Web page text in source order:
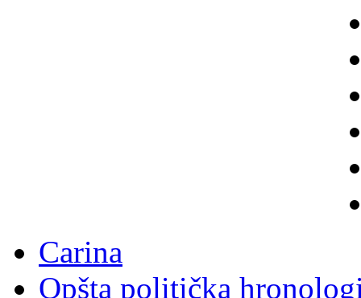
Carina
Opšta politička